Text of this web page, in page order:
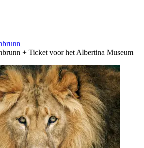
+ Ticket voor het Albertina Museum